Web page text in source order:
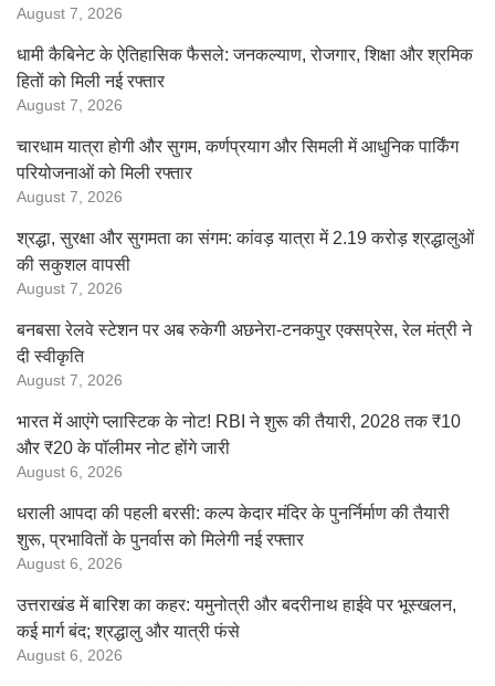
August 7, 2026
धामी कैबिनेट के ऐतिहासिक फैसले: जनकल्याण, रोजगार, शिक्षा और श्रमिक
हितों को मिली नई रफ्तार
August 7, 2026
चारधाम यात्रा होगी और सुगम, कर्णप्रयाग और सिमली में आधुनिक पार्किंग
परियोजनाओं को मिली रफ्तार
August 7, 2026
श्रद्धा, सुरक्षा और सुगमता का संगम: कांवड़ यात्रा में 2.19 करोड़ श्रद्धालुओं
की सकुशल वापसी
August 7, 2026
बनबसा रेलवे स्टेशन पर अब रुकेगी अछनेरा-टनकपुर एक्सप्रेस, रेल मंत्री ने
दी स्वीकृति
August 7, 2026
भारत में आएंगे प्लास्टिक के नोट! RBI ने शुरू की तैयारी, 2028 तक ₹10
और ₹20 के पॉलीमर नोट होंगे जारी
August 6, 2026
धराली आपदा की पहली बरसी: कल्प केदार मंदिर के पुनर्निर्माण की तैयारी
शुरू, प्रभावितों के पुनर्वास को मिलेगी नई रफ्तार
August 6, 2026
उत्तराखंड में बारिश का कहर: यमुनोत्री और बदरीनाथ हाईवे पर भूस्खलन,
कई मार्ग बंद; श्रद्धालु और यात्री फंसे
August 6, 2026